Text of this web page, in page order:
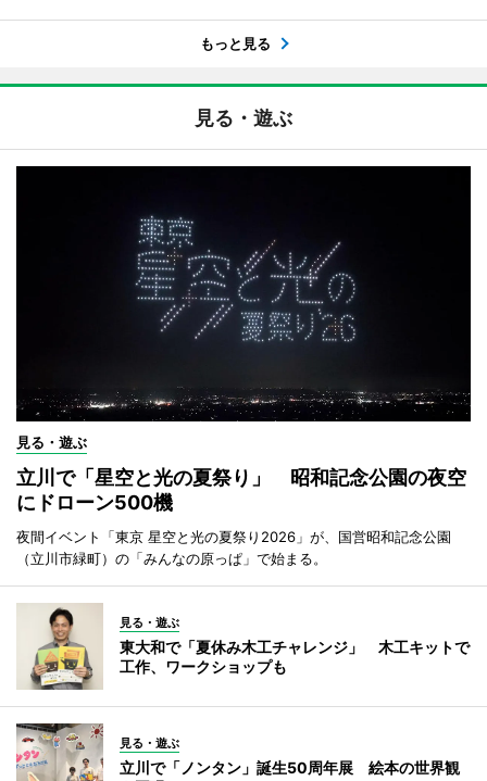
もっと見る
見る・遊ぶ
見る・遊ぶ
立川で「星空と光の夏祭り」 昭和記念公園の夜空
にドローン500機
夜間イベント「東京 星空と光の夏祭り2026」が、国営昭和記念公園
（立川市緑町）の「みんなの原っぱ」で始まる。
見る・遊ぶ
東大和で「夏休み木工チャレンジ」 木工キットで
工作、ワークショップも
見る・遊ぶ
立川で「ノンタン」誕生50周年展 絵本の世界観